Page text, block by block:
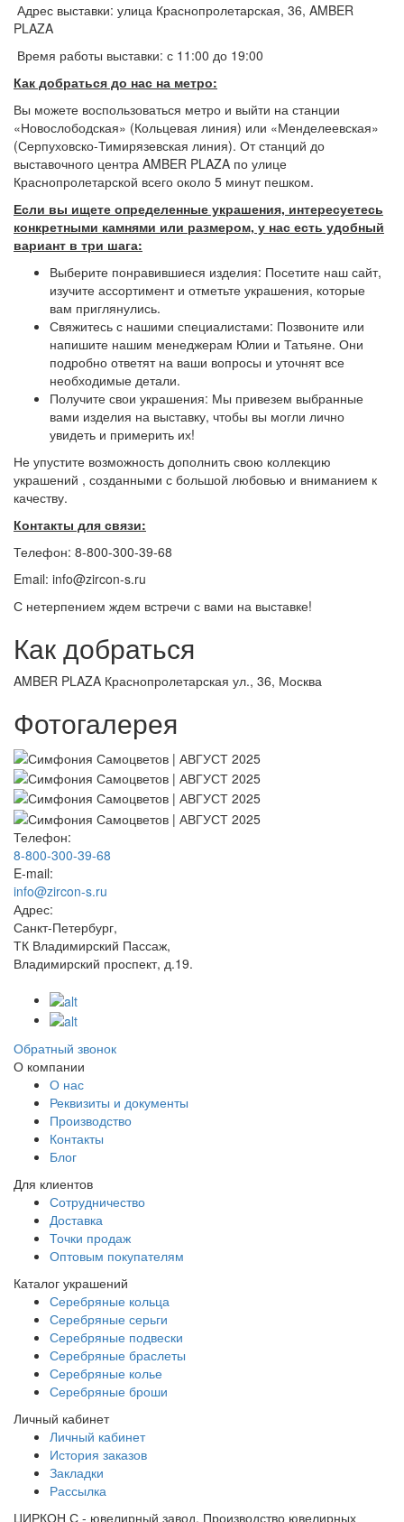
Адрес выставки: улица Краснопролетарская, 36, AMBER
PLAZA
Время работы выставки: с 11:00 до 19:00
Как добраться до нас на метро:
Вы можете воспользоваться метро и выйти на станции
«Новослободская» (Кольцевая линия) или «Менделеевская»
(Серпуховско-Тимирязевская линия). От станций до
выставочного центра AMBER PLAZA по улице
Краснопролетарской всего около 5 минут пешком.
Если вы ищете определенные украшения, интересуетесь
конкретными камнями или размером, у нас есть удобный
вариант в три шага:
Выберите понравившиеся изделия: Посетите наш сайт,
изучите ассортимент и отметьте украшения, которые
вам приглянулись.
Свяжитесь с нашими специалистами: Позвоните или
напишите нашим менеджерам Юлии и Татьяне. Они
подробно ответят на ваши вопросы и уточнят все
необходимые детали.
Получите свои украшения: Мы привезем выбранные
вами изделия на выставку, чтобы вы могли лично
увидеть и примерить их!
Не упустите возможность дополнить свою коллекцию
украшений , созданными с большой любовью и вниманием к
качеству.
Контакты для связи:
Телефон: 8-800-300-39-68
Email: info@zircon-s.ru
С нетерпением ждем встречи с вами на выставке!
Как добраться
AMBER PLAZA Краснопролетарская ул., 36, Москва
Фотогалерея
Телефон:
8-800-300-39-68
E-mail:
info@zircon-s.ru
Адрес:
Санкт-Петербург,
ТК Владимирский Пассаж,
Владимирский проспект, д.19.
Обратный звонок
О компании
О нас
Реквизиты и документы
Производство
Контакты
Блог
Для клиентов
Сотрудничество
Доставка
Точки продаж
Оптовым покупателям
Каталог украшений
Серебряные кольца
Серебряные серьги
Серебряные подвески
Серебряные браслеты
Серебряные колье
Серебряные броши
Личный кабинет
Личный кабинет
История заказов
Закладки
Рассылка
ЦИРКОН С - ювелирный завод. Производство ювелирных